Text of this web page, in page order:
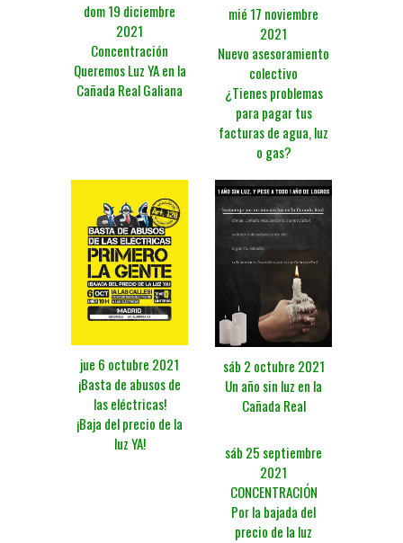
dom 19 diciembre
2021
Concentración
Queremos Luz YA en la
Cañada Real Galiana
mié 17 noviembre
2021
Nuevo asesoramiento
colectivo
¿Tienes problemas
para pagar tus
facturas de agua, luz
o gas?
jue 6 octubre 2021
¡Basta de abusos de
las eléctricas!
¡Baja del precio de la
luz YA!
sáb 2 octubre 2021
Un año sin luz en la
Cañada Real
sáb 25 septiembre
2021
CONCENTRACIÓN
Por la bajada del
precio de la luz